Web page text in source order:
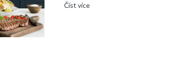
Číst více